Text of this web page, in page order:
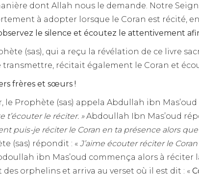
dont Allah nous le demande. Notre
à adopter lorsque le Coran est récité,
le silence et écoutez le attentivement
(sas), qui a reçu la révélation de ce livre
transmettre, récitait également le Coran et
frères et sœurs !
le Prophète (sas) appela Abdullah ibn
t’écouter le réciter. »Abdoullah Ibn Mas’oud
puis-je réciter le Coran en ta présence alors que
(sas) répondit : « J’aime écouter réciter le
ibn Mas’oud commença alors à réciter
des orphelins et arriva au verset où il est dit : «